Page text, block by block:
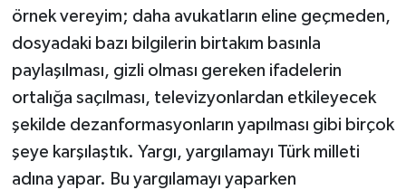
örnek vereyim; daha avukatların eline geçmeden,
dosyadaki bazı bilgilerin birtakım basınla
paylaşılması, gizli olması gereken ifadelerin
ortalığa saçılması, televizyonlardan etkileyecek
şekilde dezanformasyonların yapılması gibi birçok
şeye karşılaştık. Yargı, yargılamayı Türk milleti
adına yapar. Bu yargılamayı yaparken